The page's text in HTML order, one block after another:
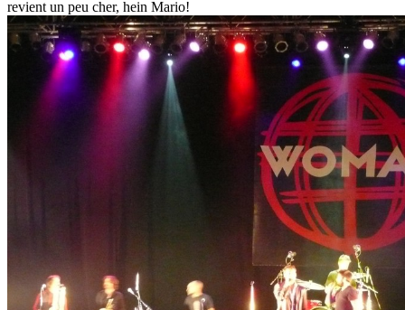
revient un peu cher, hein Mario!